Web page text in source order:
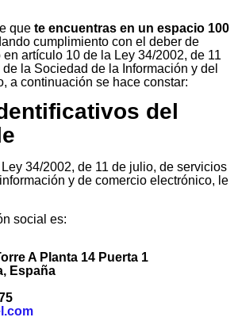
que te encuentras en un espacio 100
cumplimiento con el deber de
artículo 10 de la Ley 34/2002, de 11
la Sociedad de la Información y del
a continuación se hace constar:
del
34/2002, de 11 de julio, de servicios
y de comercio electrónico, le
social es:
A Planta 14 Puerta 1
España